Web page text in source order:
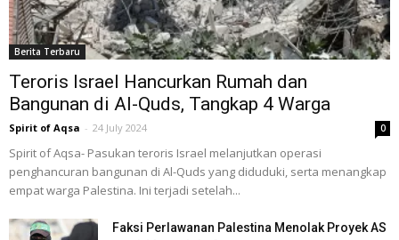
Berita Terbaru
Teroris Israel Hancurkan Rumah dan
Bangunan di Al-Quds, Tangkap 4 Warga
Spirit of Aqsa - 24 July 2024 0
Spirit of Aqsa- Pasukan teroris Israel melanjutkan operasi
penghancuran bangunan di Al-Quds yang diduduki, serta menangkap
empat warga Palestina. Ini terjadi setelah...
Faksi Perlawanan Palestina Menolak Proyek AS